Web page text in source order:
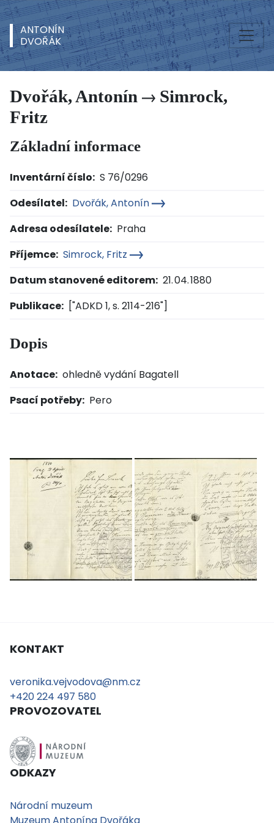
ANTONÍN
DVOŘÁK
Dvořák, Antonín
Simrock,
Fritz
Základní informace
Inventární číslo: S 76/0296
Odesílatel: Dvořák, Antonín
Adresa odesílatele: Praha
Příjemce: Simrock, Fritz
Datum stanovené editorem: 21. 04. 1880
Publikace: ["ADKD 1, s. 2114-216"]
Dopis
Anotace: ohledně vydání Bagatell
Psací potřeby: Pero
KONTAKT
veronika.vejvodova@nm.cz
+420 224 497 580
PROVOZOVATEL
ODKAZY
Národní muzeum